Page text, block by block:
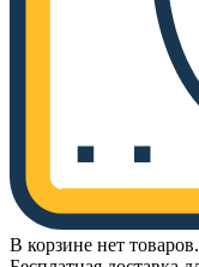
В корзине нет товаров.